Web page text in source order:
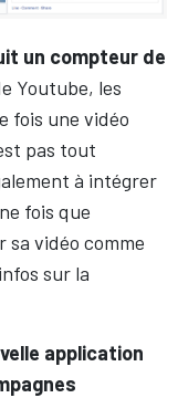
un compteur de
Youtube, les
fois une vidéo
pas tout
à intégrer
fois que
sa vidéo comme
sur la
application